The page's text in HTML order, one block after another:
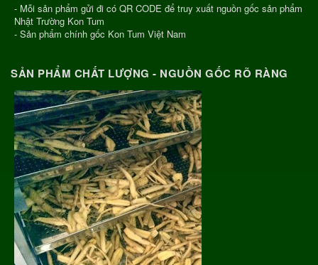
- Mỗi sản phẩm gửi đi có QR CODE để truy xuất nguồn gốc sản phẩm
Nhật Trường Kon Tum
- Sản phẩm chính gốc Kon Tum Việt Nam
SẢN PHẨM CHẤT LƯỢNG - NGUỒN GỐC RÕ RÀNG